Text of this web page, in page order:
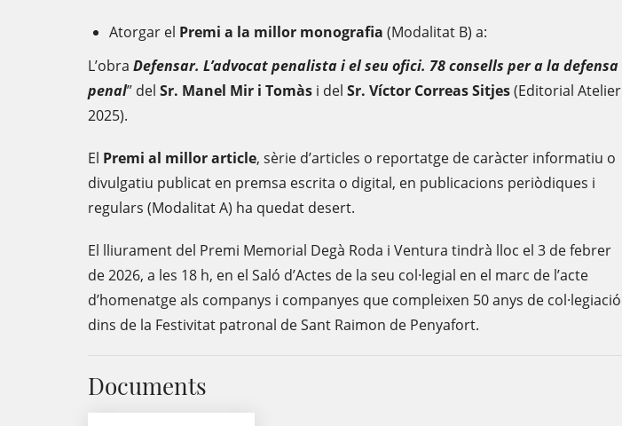
Atorgar el Premi a la millor monografia (Modalitat B) a:
L’obra Defensar. L’advocat penalista i el seu ofici. 78 consells per a la defensa
penal” del Sr. Manel Mir i Tomàs i del Sr. Víctor Correas Sitjes(Editorial Atelier
2025).
El Premi al millor article, sèrie d’articles o reportatge de caràcter informatiu o
divulgatiu publicat en premsa escrita o digital, en publicacions periòdiques i
regulars (Modalitat A) ha quedat desert.
El lliurament del Premi Memorial Degà Roda i Ventura tindrà lloc el 3 de febrer
de 2026, a les 18 h, en el Saló d’Actes de la seu col·legial en el marc de l’acte
d’homenatge als companys i companyes que compleixen 50 anys de col·legiació
dins de la Festivitat patronal de Sant Raimon de Penyafort.
Documents